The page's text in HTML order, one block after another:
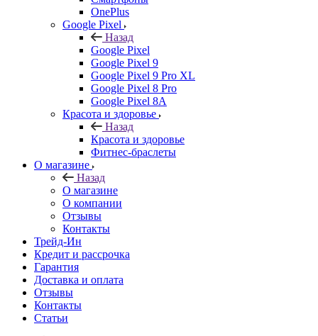
OnePlus
Google Pixel
Назад
Google Pixel
Google Pixel 9
Google Pixel 9 Pro XL
Google Pixel 8 Pro
Google Pixel 8A
Красота и здоровье
Назад
Красота и здоровье
Фитнес-браслеты
О магазине
Назад
О магазине
О компании
Отзывы
Контакты
Трейд-Ин
Кредит и рассрочка
Гарантия
Доставка и оплата
Отзывы
Контакты
Статьи